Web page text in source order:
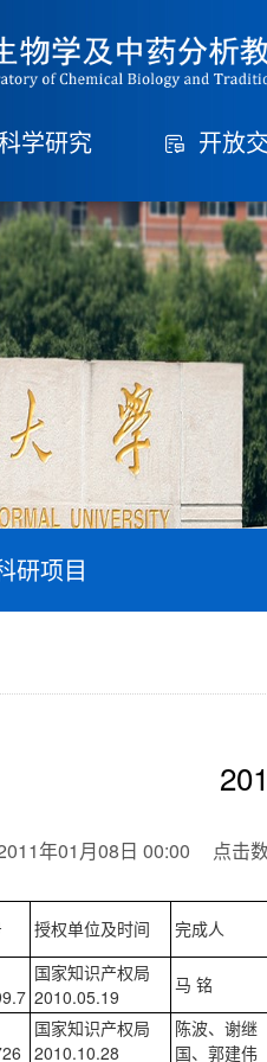
学研究 开放
研项目
年01月08日 00:00 点击数
授权单位及时间 完成人
国家知识产权局
2010.05.19
马 铭
国家知识产权局
2010.10.28
陈波、谢继
国、郭建伟